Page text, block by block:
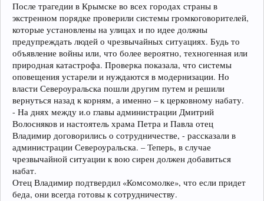
После трагедии в Крымске во всех городах страны в
экстренном порядке проверили системы громкоговорителей,
которые установлены на улицах и по идее должны
предупреждать людей о чрезвычайных ситуациях. Будь то
объявление войны или, что более вероятно, техногенная или
природная катастрофа. Проверка показала, что системы
оповещения устарели и нуждаются в модернизации. Но
власти Североуральска пошли другим путем и решили
вернуться назад к корням, а именно – к церковному набату.
- На днях между и.о главы администрации Дмитрий
Волосняков и настоятель храма Петра и Павла отец
Владимир договорились о сотрудничестве, - рассказали в
администрации Североуральска. – Теперь, в случае
чрезвычайной ситуации к вою сирен должен добавиться
набат.
Отец Владимир подтвердил «Комсомолке», что если придет
беда, они всегда готовы к сотрудничеству.